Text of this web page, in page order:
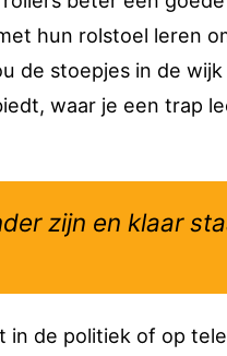
hun rolstoel leren
de stoepjes in de
waar je een trap
zijn en klaar
in de politiek of op